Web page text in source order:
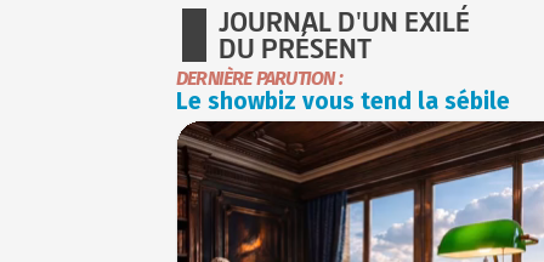
JOURNAL D'UN EXILÉ
DU PRÉSENT
DERNIÈRE PARUTION :
Le showbiz vous tend la sébile